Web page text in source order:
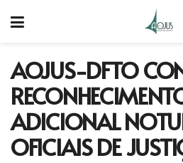
AOJUS-DFTO
ADICIONAL
OFICIAIS DE